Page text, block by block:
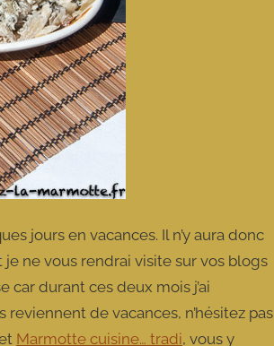
jours en vacances. Il n’y aura donc
ne vous rendrai visite sur vos blogs
car durant ces deux mois j’ai
de vacances, n’hésitez pas
Marmotte cuisine… tradi, vous y